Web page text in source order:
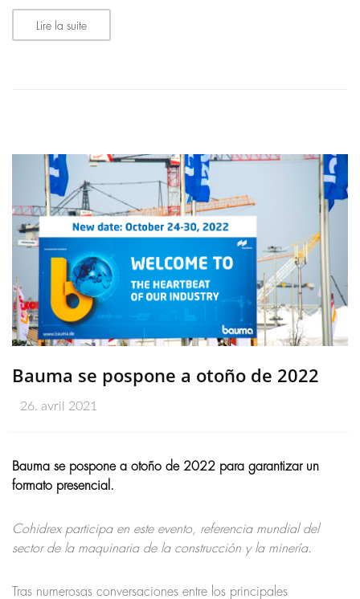
Lire la suite
Bauma se pospone a otoño de 2022
26. avril 2021
Bauma se pospone a otoño de 2022 para garantizar un
formato presencial.
Cohidrex participa en este evento, referencia mundial del
sector de la maquinaria de la construcción y la minería.
Tras numerosas conversaciones entre los principales